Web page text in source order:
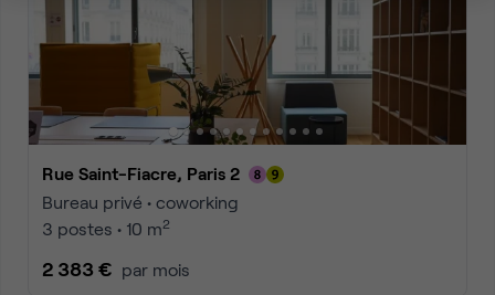
Rue Saint-Fiacre, Paris 2
Bureau privé • coworking
3 postes • 10 m2
2 383 € par mois